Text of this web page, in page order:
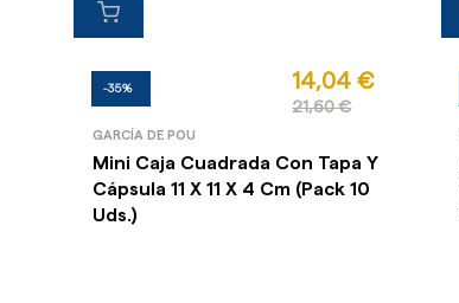
-35% 14,04 €
21,60 €
GARCÍA DE POU
Mini Caja Cuadrada Con Tapa Y
Cápsula 11 X 11 X 4 Cm (Pack 10
Uds.)